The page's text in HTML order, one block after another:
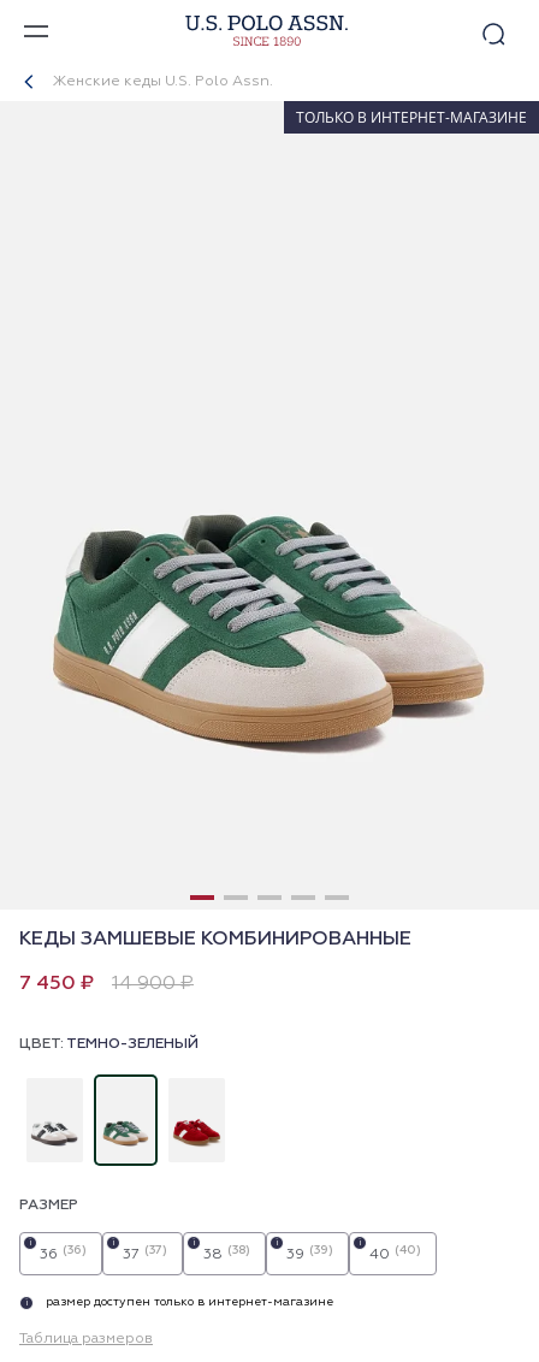
Женские кеды U.S. Polo Assn.
ТОЛЬКО В ИНТЕРНЕТ-МАГАЗИНЕ
КЕДЫ ЗАМШЕВЫЕ КОМБИНИРОВАННЫЕ
7 450 ₽ 14 900 ₽
ЦВЕТ: ТЕМНО-ЗЕЛЕНЫЙ
РАЗМЕР
36 (36)
i
37 (37)
i
38 (38)
i
39 (39)
i
40 (40)
i
i размер доступен только в интернет-магазине
Таблица размеров